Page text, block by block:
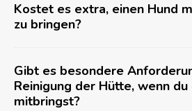
Kostet es extra, einen Hund
zu bringen?
Gibt es besondere
Reinigung der Hütte, wenn du
mitbringst?